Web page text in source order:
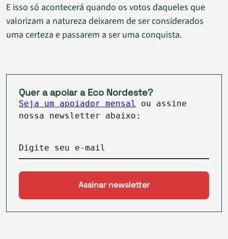
E isso só acontecerá quando os votos daqueles que
valorizam a natureza deixarem de ser considerados
uma certeza e passarem a ser uma conquista.
Quer a apoiar a Eco Nordeste?
Seja um apoiador mensal
ou assine
nossa newsletter abaixo:
Digite seu e-mail